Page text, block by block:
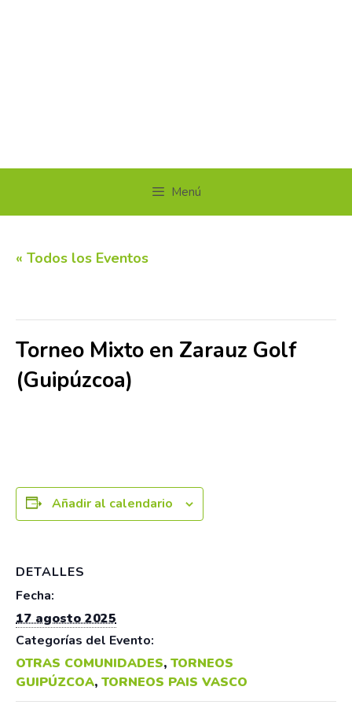
Menú
« Todos los Eventos
Torneo Mixto en Zarauz Golf
(Guipúzcoa)
Añadir al calendario
DETALLES
Fecha:
17 agosto 2025
Categorías del Evento:
OTRAS COMUNIDADES, TORNEOS
GUIPÚZCOA, TORNEOS PAIS VASCO